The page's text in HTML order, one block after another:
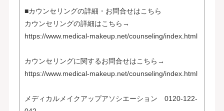
■カウンセリングの詳細・お問合せはこちら
カウンセリングの詳細はこちら→
https://www.medical-makeup.net/counseling/index.html
カウンセリングに関するお問合せはこちら→
https://www.medical-makeup.net/counseling/index.html
メディカルメイクアップアソシエーション 0120-122-